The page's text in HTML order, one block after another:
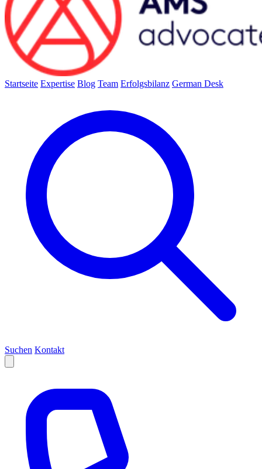
Startseite Expertise Blog Team Erfolgsbilanz German Desk
Suchen Kontakt